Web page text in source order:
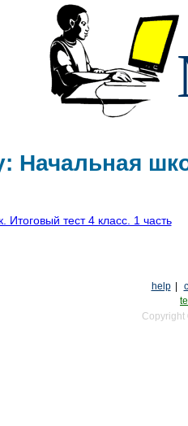
Начальная
Итоговый тест 4 класс. 1 часть
help
Copyright